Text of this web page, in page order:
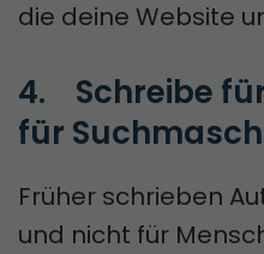
die deine Website
4.	Schreibe für Menschen, nicht
für
Früher schrieben
und nicht für